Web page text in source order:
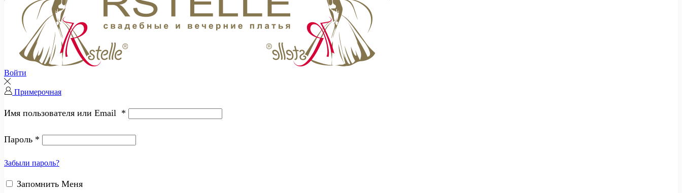
Войти
Примерочная
Имя пользователя или Email *
Пароль *
Забыли пароль?
Запомнить Меня